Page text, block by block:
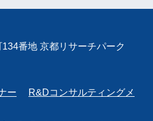
番地 京都リサーチパーク
ー
R&Dコンサルティングメ